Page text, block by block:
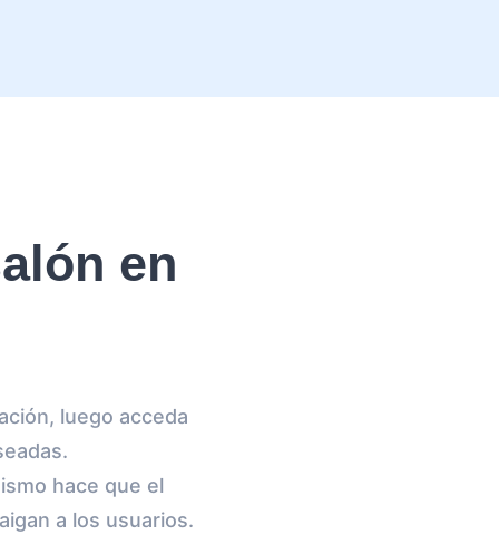
en
luego acceda
hace que el
a los usuarios.